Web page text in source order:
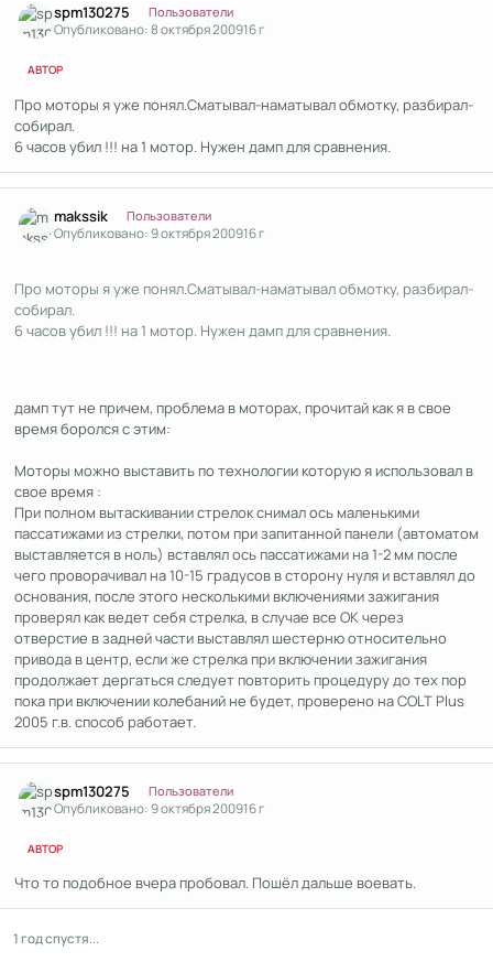
spm130275 Пользователи
Опубликовано:8 октября 200916 г
АВТОР
Про моторы я уже понял.Сматывал-наматывал обмотку, разбирал-
собирал.
6 часов убил !!! на 1 мотор. Нужен дамп для сравнения.
makssik Пользователи
Опубликовано:9 октября 200916 г
Про моторы я уже понял.Сматывал-наматывал обмотку, разбирал-
собирал.
6 часов убил !!! на 1 мотор. Нужен дамп для сравнения.
дамп тут не причем, проблема в моторах, прочитай как я в свое
время боролся с этим:
Моторы можно выставить по технологии которую я использовал в
свое время :
При полном вытаскивании стрелок снимал ось маленькими
пассатижами из стрелки, потом при запитанной панели (автоматом
выставляется в ноль) вставлял ось пассатижами на 1-2 мм после
чего проворачивал на 10-15 градусов в сторону нуля и вставлял до
основания, после этого несколькими включениями зажигания
проверял как ведет себя стрелка, в случае все ОК через
отверстие в задней части выставлял шестерню относительно
привода в центр, если же стрелка при включении зажигания
продолжает дергаться следует повторить процедуру до тех пор
пока при включении колебаний не будет, проверено на COLT Plus
2005 г.в. способ работает.
spm130275 Пользователи
Опубликовано:9 октября 200916 г
АВТОР
Что то подобное вчера пробовал. Пошёл дальше воевать.
1 год спустя...